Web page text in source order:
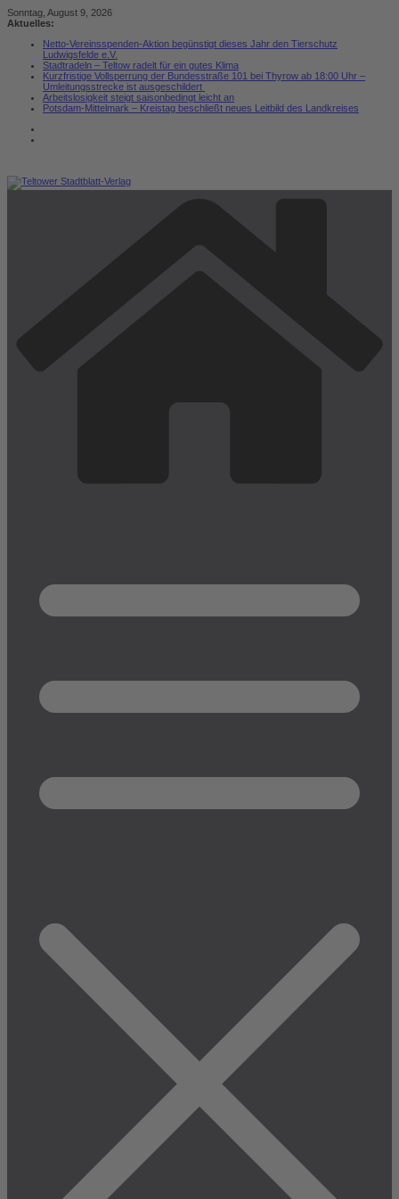
Zum
Inhalt
Sonntag, August 9, 2026
Aktuelles:
Netto-Vereinsspenden-Aktion begünstigt dieses Jahr den Tierschutz
Ludwigsfelde e.V.
Stadtradeln – Teltow radelt für ein gutes Klima
Kurzfristige Vollsperrung der Bundesstraße 101 bei Thyrow ab 18:00 Uhr –
Umleitungsstrecke ist ausgeschildert
Arbeitslosigkeit steigt saisonbedingt leicht an
Potsdam-Mittelmark – Kreistag beschließt neues Leitbild des Landkreises